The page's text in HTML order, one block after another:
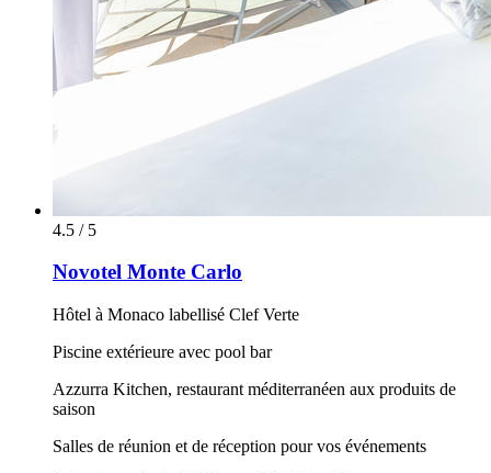
4.5 / 5
Novotel Monte Carlo
Hôtel à Monaco labellisé Clef Verte
Piscine extérieure avec pool bar
Azzurra Kitchen, restaurant méditerranéen aux produits de
saison
Salles de réunion et de réception pour vos événements